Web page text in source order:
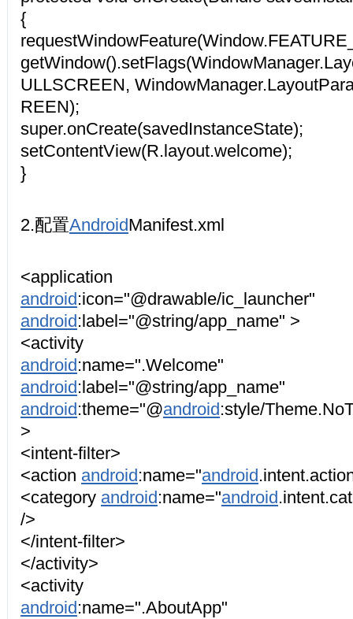
{
ULLSCREEN,
REEN);
super.onCreate(savedInstanceState);
setContentView(R.layout.welcome);
}
2.配置AndroidManifest.xml
<application
android:icon="@drawable/ic_launcher"
android:label="@string/app_name" >
<activity
android:name=".Welcome"
android:label="@string/app_name"
android:theme="@android:style/
>
<intent-filter>
<action android:name="android
<category android:name="android
/>
</intent-filter>
</activity>
<activity
android:name=".AboutApp"